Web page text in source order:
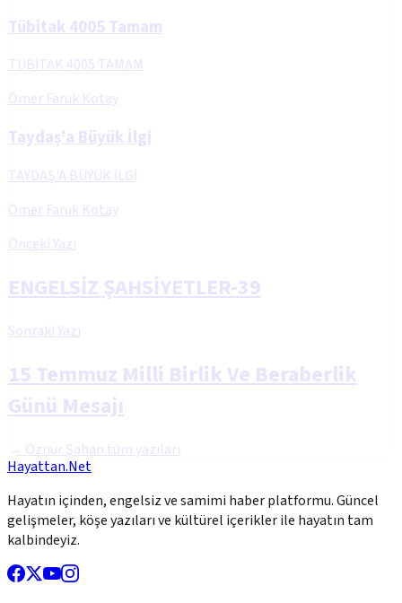
Tübitak 4005 Tamam
TÜBİTAK 4005 TAMAM
Ömer Faruk Kotay
Taydaş'a Büyük İlgi
TAYDAŞ'A BÜYÜK İLGİ
Ömer Faruk Kotay
Önceki Yazı
ENGELSİZ ŞAHSİYETLER-39
Sonraki Yazı
15 Temmuz Milli Birlik Ve Beraberlik
Günü Mesajı
← Öznur Şahan tüm yazıları
Hayattan.Net
Hayatın içinden, engelsiz ve samimi haber platformu. Güncel
gelişmeler, köşe yazıları ve kültürel içerikler ile hayatın tam
kalbindeyiz.